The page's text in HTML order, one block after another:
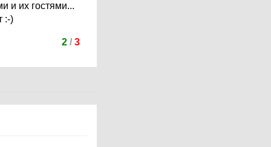
и их гостями...
:-)
2/ 3